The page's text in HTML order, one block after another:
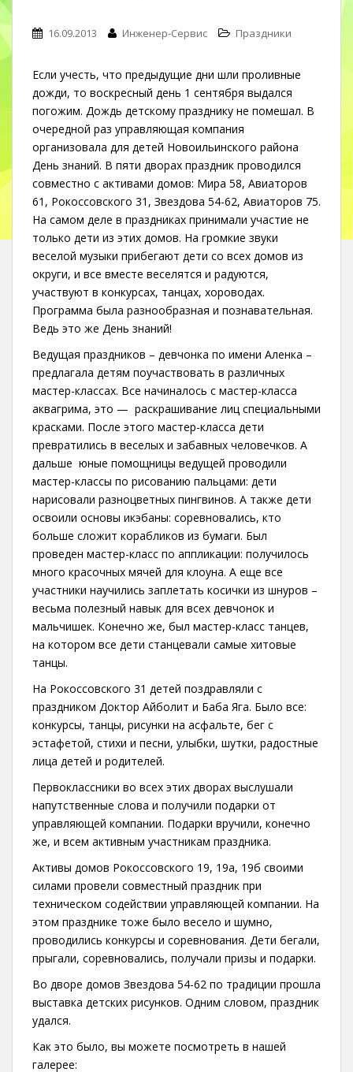
16.09.2013 Инженер-Сервис Праздники
Если учесть, что предыдущие дни шли проливные
дожди, то воскресный день 1 сентября выдался
погожим. Дождь детскому празднику не помешал. В
очередной раз управляющая компания
организовала для детей Новоильинского района
День знаний. В пяти дворах праздник проводился
совместно с активами домов: Мира 58, Авиаторов
61, Рокоссовского 31, Звездова 54-62, Авиаторов 75.
На самом деле в праздниках принимали участие не
только дети из этих домов. На громкие звуки
веселой музыки прибегают дети со всех домов из
округи, и все вместе веселятся и радуются,
участвуют в конкурсах, танцах, хороводах.
Программа была разнообразная и познавательная.
Ведь это же День знаний!
Ведущая праздников – девчонка по имени Аленка –
предлагала детям поучаствовать в различных
мастер-классах. Все начиналось с мастер-класса
аквагрима, это — раскрашивание лиц специальными
красками. После этого мастер-класса дети
превратились в веселых и забавных человечков. А
дальше юные помощницы ведущей проводили
мастер-классы по рисованию пальцами: дети
нарисовали разноцветных пингвинов. А также дети
освоили основы икэбаны: соревновались, кто
больше сложит корабликов из бумаги. Был
проведен мастер-класс по аппликации: получилось
много красочных мячей для клоуна. А еще все
участники научились заплетать косички из шнуров –
весьма полезный навык для всех девчонок и
мальчишек. Конечно же, был мастер-класс танцев,
на котором все дети станцевали самые хитовые
танцы.
На Рокоссовского 31 детей поздравляли с
праздником Доктор Айболит и Баба Яга. Было все:
конкурсы, танцы, рисунки на асфальте, бег с
эстафетой, стихи и песни, улыбки, шутки, радостные
лица детей и родителей.
Первоклассники во всех этих дворах выслушали
напутственные слова и получили подарки от
управляющей компании. Подарки вручили, конечно
же, и всем активным участникам праздника.
Активы домов Рокоссовского 19, 19а, 19б своими
силами провели совместный праздник при
техническом содействии управляющей компании. На
этом празднике тоже было весело и шумно,
проводились конкурсы и соревнования. Дети бегали,
прыгали, соревновались, получали призы и подарки.
Во дворе домов Звездова 54-62 по традиции прошла
выставка детских рисунков. Одним словом, праздник
удался.
Как это было, вы можете посмотреть в нашей
галерее: